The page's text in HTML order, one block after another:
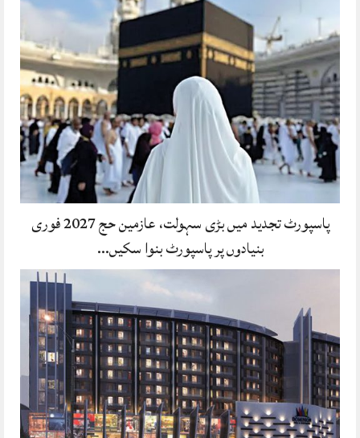
پاسپورٹ تجدید میں بڑی سہولت، عازمین حج 2027 فوری
بنیادوں پر پاسپورٹ بنوا سکیں…